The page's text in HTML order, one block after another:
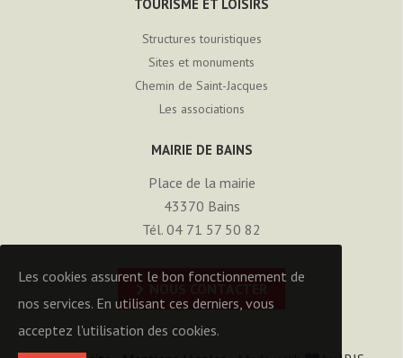
TOURISME ET LOISIRS
Structures touristiques
Sites et monuments
Chemin de Saint-Jacques
Les associations
MAIRIE DE BAINS
Place de la mairie
43370 Bains
Tél. 04 71 57 50 82
Les cookies assurent le bon fonctionnement de
nos services. En utilisant ces derniers, vous
acceptez l'utilisation des cookies.